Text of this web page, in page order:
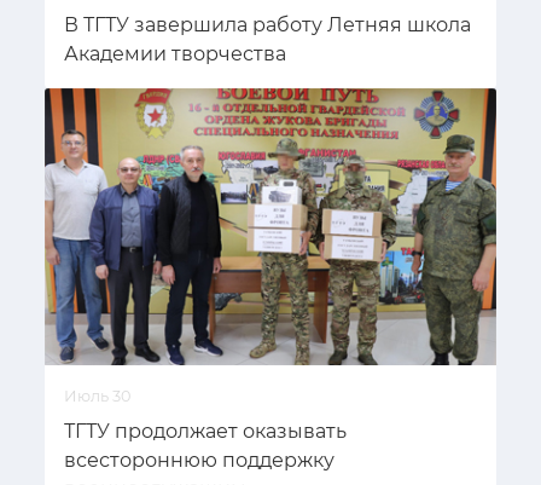
В ТГТУ завершила работу Летняя школа
Академии творчества
Июль 30
ТГТУ продолжает оказывать
всестороннюю поддержку